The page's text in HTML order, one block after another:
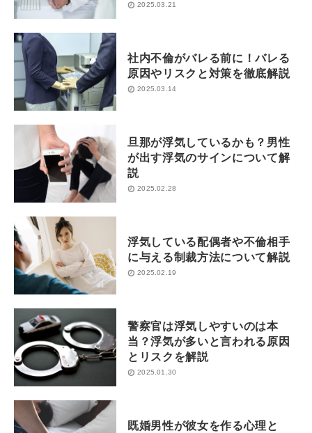
2025.03.21
社内不倫がバレる前に！バレる
原因やリスクと対策を徹底解説
2025.03.14
旦那が浮気しているかも？男性
が出す浮気のサインについて解
説
2025.02.28
浮気している配偶者や不倫相手
に与える制裁方法について解説
2025.02.19
警察官は浮気しやすいのは本
当？浮気が多いと言われる原因
とリスクを解説
2025.01.30
既婚男性が彼女を作る心理と